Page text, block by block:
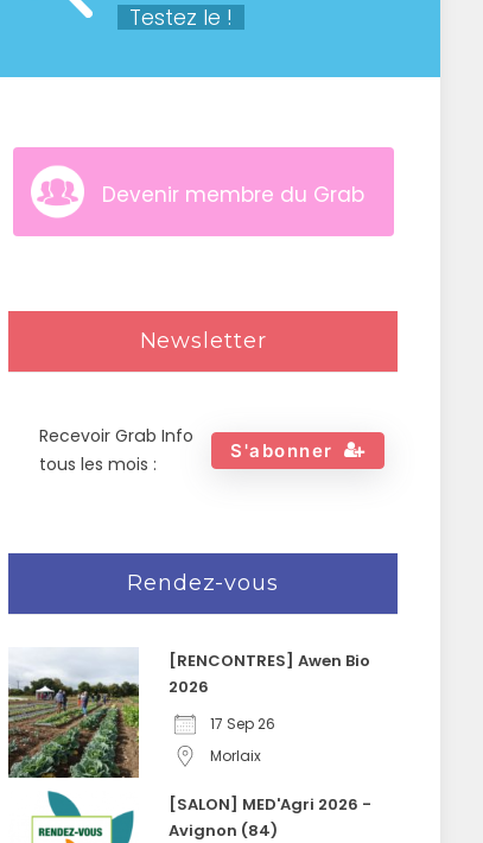
Testez le !
Devenir membre du Grab
Newsletter
Recevoir Grab Info
tous les mois :
S'abonner
Rendez-vous
[RENCONTRES] Awen Bio
2026
17 Sep 26
Morlaix
[SALON] MED'Agri 2026 -
Avignon (84)